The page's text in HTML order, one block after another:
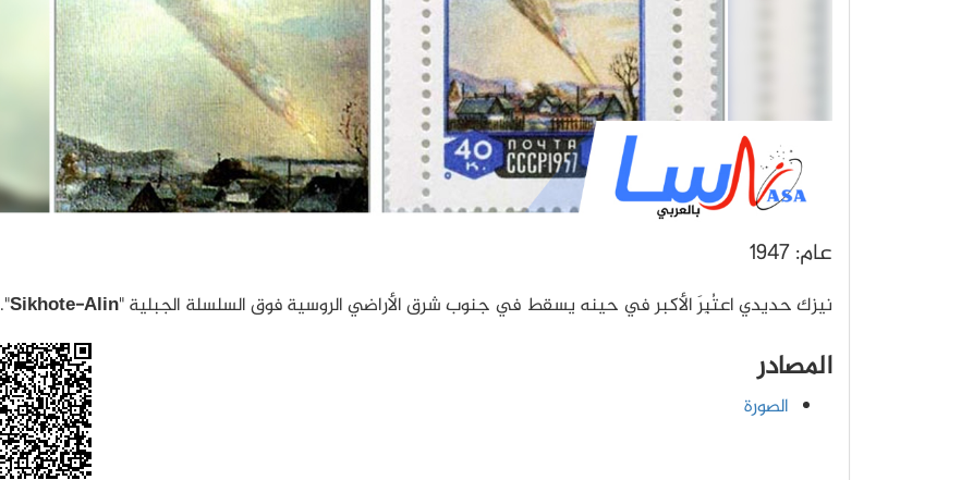
عام: 1947
نيزك حديدي اعتُبِرَ الأكبر في حينه يسقط في جنوب شرق الأراضي الروسية فوق السلسلة الجبلية "Sikhote-Alin
".
المصادر
الصورة